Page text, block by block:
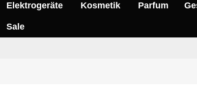
Elektrogeräte Kosmetik Parfum
Sale